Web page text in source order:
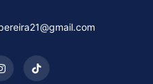
InstagramTikTok